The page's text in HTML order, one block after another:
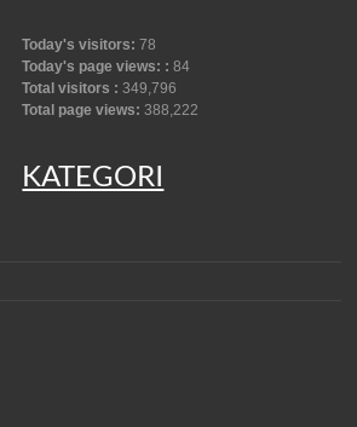
Today's visitors:78
Today's page views: :84
Total visitors :349,796
Total page views:388,222
KATEGORI